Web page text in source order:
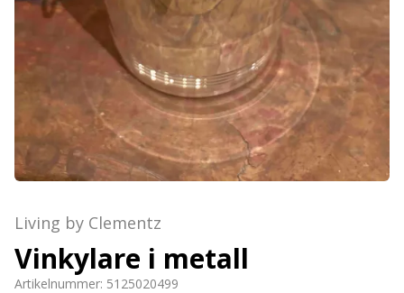
Living by Clementz
Vinkylare i metall
Artikelnummer: 5125020499